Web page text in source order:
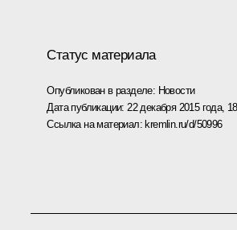
Статус материала
Опубликован в разделе: Новости
Дата публикации: 22 декабря 2015 года,
Ссылка на материал: kremlin.ru/d/50996